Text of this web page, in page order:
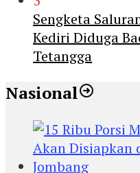
Sengketa
Kediri Diduga
Tetangga
Nasional